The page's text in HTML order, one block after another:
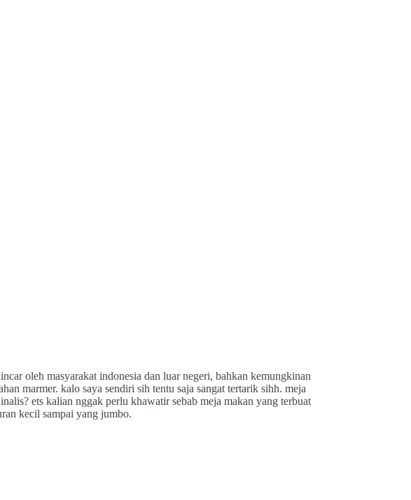
oleh masyarakat indonesia dan luar negeri, bahkan kemungkinan
marmer. kalo saya sendiri sih tentu saja sangat tertarik sihh. meja
ets kalian nggak perlu khawatir sebab meja makan yang terbuat
kecil sampai yang jumbo.